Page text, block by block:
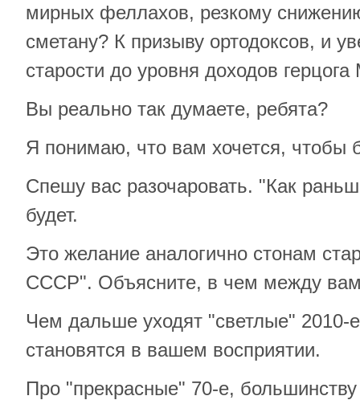
мирных феллахов, резкому
сметану? К призыву ортодоксов, и
старости до уровня доходов
Вы реально так думаете, ребята?
Я понимаю, что вам хочется, чтобы
Спешу вас разочаровать. "Как
будет.
Это желание аналогично стонам
СССР". Объясните, в чем между
Чем дальше уходят "светлые" 2010-
становятся в вашем восприятии.
Про "прекрасные" 70-е,